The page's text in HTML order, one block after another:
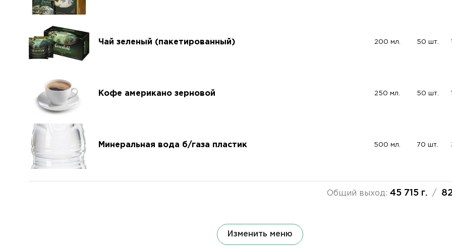
Чай зеленый (пакетированный) 200 мл. 50 шт.
Кофе американо зерновой 250 мл. 50 шт.
Минеральная вода б/газа пластик 500 мл. 70 шт.
Общий выход: 45 715 г./
Изменить меню